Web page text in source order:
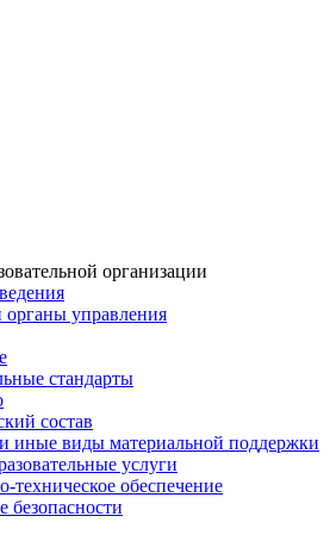
организации
органы управления
стандарты
состав
иные виды материальной поддержки
услуги
техническое обеспечение
безопасности